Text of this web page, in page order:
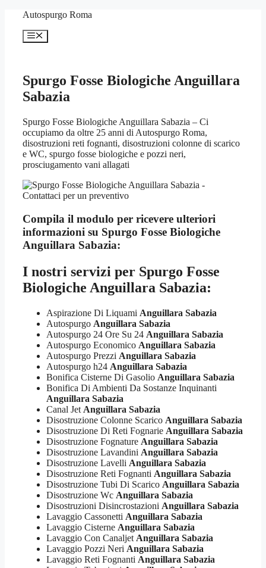
contenuto
Autospurgo Roma
Menu
Spurgo Fosse Biologiche Anguillara
Sabazia
Spurgo Fosse Biologiche Anguillara Sabazia – Ci
occupiamo da oltre 25 anni di Autospurgo Roma,
disostruzioni reti fognanti, disostruzioni colonne di scarico
e WC, spurgo fosse biologiche e pozzi neri,
prosciugamento vani allagati
Compila il modulo per ricevere ulteriori
informazioni su Spurgo Fosse Biologiche
Anguillara Sabazia:
I nostri servizi per Spurgo Fosse
Biologiche Anguillara Sabazia:
Aspirazione Di Liquami Anguillara Sabazia
Autospurgo Anguillara Sabazia
Autospurgo 24 Ore Su 24 Anguillara Sabazia
Autospurgo Economico Anguillara Sabazia
Autospurgo Prezzi Anguillara Sabazia
Autospurgo h24 Anguillara Sabazia
Bonifica Cisterne Di Gasolio Anguillara Sabazia
Bonifica Di Ambienti Da Sostanze Inquinanti
Anguillara Sabazia
Canal Jet Anguillara Sabazia
Disostruzione Colonne Scarico Anguillara Sabazia
Disostruzione Di Reti Fognarie Anguillara Sabazia
Disostruzione Fognature Anguillara Sabazia
Disostruzione Lavandini Anguillara Sabazia
Disostruzione Lavelli Anguillara Sabazia
Disostruzione Reti Fognanti Anguillara Sabazia
Disostruzione Tubi Di Scarico Anguillara Sabazia
Disostruzione Wc Anguillara Sabazia
Disostruzioni Disincrostazioni Anguillara Sabazia
Lavaggio Cassonetti Anguillara Sabazia
Lavaggio Cisterne Anguillara Sabazia
Lavaggio Con Canaljet Anguillara Sabazia
Lavaggio Pozzi Neri Anguillara Sabazia
Lavaggio Reti Fognanti Anguillara Sabazia